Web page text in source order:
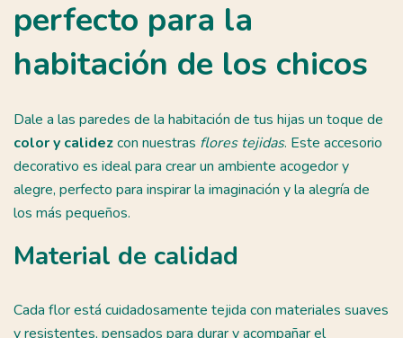
perfecto para la
habitación de los chicos
Dale a las paredes de la habitación de tus hijas un toque de
color y calidezcon nuestras flores tejidas. Este accesorio
decorativo es ideal para crear un ambiente acogedor y
alegre, perfecto para inspirar la imaginación y la alegría de
los más pequeños.
Material de calidad
Cada flor está cuidadosamente tejida con materiales suaves
y resistentes, pensados para durar y acompañar el